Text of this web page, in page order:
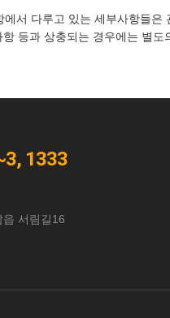
에서 다루고 있는 세부사항들
등과 상충되는 경우에는 별
1333
서림길16